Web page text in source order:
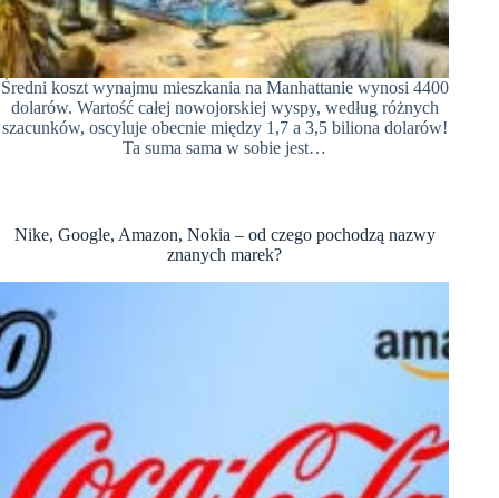
Średni koszt wynajmu mieszkania na Manhattanie wynosi 4400
dolarów. Wartość całej nowojorskiej wyspy, według różnych
szacunków, oscyluje obecnie między 1,7 a 3,5 biliona dolarów!
Ta suma sama w sobie jest…
Nike, Google, Amazon, Nokia – od czego pochodzą nazwy
znanych marek?